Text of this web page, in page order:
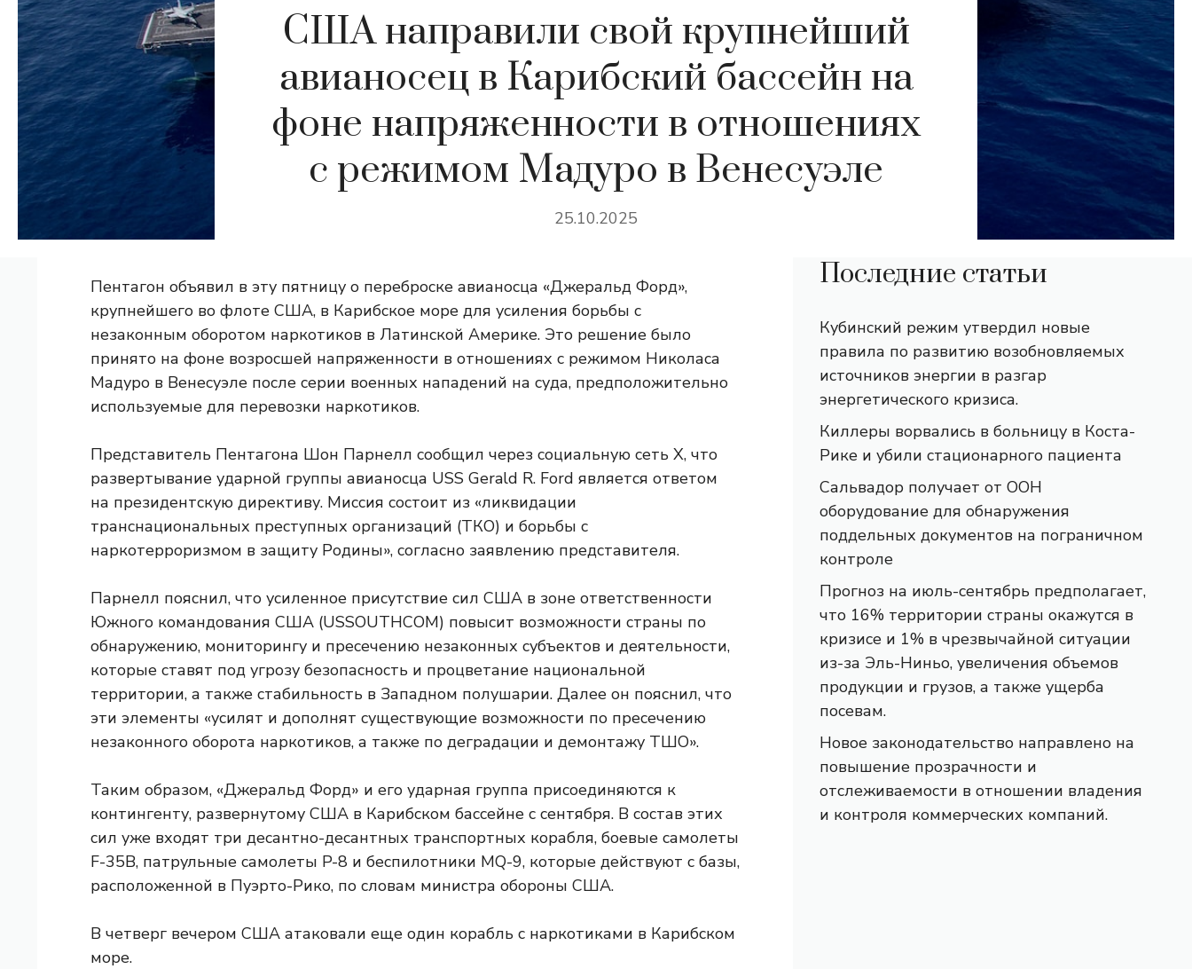
США направили свой крупнейший
авианосец в Карибский бассейн на
фоне напряженности в отношениях
с режимом Мадуро в Венесуэле
25.10.2025
Пентагон объявил в эту пятницу о переброске авианосца «Джеральд Форд»,
крупнейшего во флоте США, в Карибское море для усиления борьбы с
незаконным оборотом наркотиков в Латинской Америке. Это решение было
принято на фоне возросшей напряженности в отношениях с режимом Николаса
Мадуро в Венесуэле после серии военных нападений на суда, предположительно
используемые для перевозки наркотиков.
Представитель Пентагона Шон Парнелл сообщил через социальную сеть X, что
развертывание ударной группы авианосца USS Gerald R. Ford является ответом
на президентскую директиву. Миссия состоит из «ликвидации
транснациональных преступных организаций (ТКО) и борьбы с
наркотерроризмом в защиту Родины», согласно заявлению представителя.
Парнелл пояснил, что усиленное присутствие сил США в зоне ответственности
Южного командования США (USSOUTHCOM) повысит возможности страны по
обнаружению, мониторингу и пресечению незаконных субъектов и деятельности,
которые ставят под угрозу безопасность и процветание национальной
территории, а также стабильность в Западном полушарии. Далее он пояснил, что
эти элементы «усилят и дополнят существующие возможности по пресечению
незаконного оборота наркотиков, а также по деградации и демонтажу ТШО».
Таким образом, «Джеральд Форд» и его ударная группа присоединяются к
контингенту, развернутому США в Карибском бассейне с сентября. В состав этих
сил уже входят три десантно-десантных транспортных корабля, боевые самолеты
F-35B, патрульные самолеты P-8 и беспилотники MQ-9, которые действуют с базы,
расположенной в Пуэрто-Рико, по словам министра обороны США.
В четверг вечером США атаковали еще один корабль с наркотиками в Карибском
море.
Последние статьи
Кубинский режим утвердил новые
правила по развитию возобновляемых
источников энергии в разгар
энергетического кризиса.
Киллеры ворвались в больницу в Коста-
Рике и убили стационарного пациента
Сальвадор получает от ООН
оборудование для обнаружения
поддельных документов на пограничном
контроле
Прогноз на июль-сентябрь предполагает,
что 16% территории страны окажутся в
кризисе и 1% в чрезвычайной ситуации
из-за Эль-Ниньо, увеличения объемов
продукции и грузов, а также ущерба
посевам.
Новое законодательство направлено на
повышение прозрачности и
отслеживаемости в отношении владения
и контроля коммерческих компаний.